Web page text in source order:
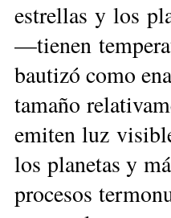
estrellas y los
—tienen
bautizó como
tamaño
emiten luz
los planetas y
procesos